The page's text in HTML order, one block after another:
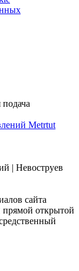
| Невоструев
сайта
прямой открытой